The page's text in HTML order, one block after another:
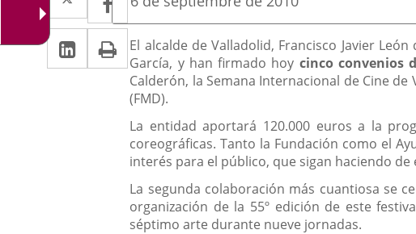
a
una
aplicación
externa.
a
una
aplicación
externa.
Linkedin
Enlace
a
aplicación
externa.
Print
la
noticia
Descripción
El alcalde de Valladolid, Francisco Javier
García, y han firmado hoy cinco convenios
Calderón, la Semana Internacional de Cine
(FMD).
La entidad aportará 120.000 euros a la
coreográficas. Tanto la Fundación como el
interés para el público, que sigan haciendo
La segunda colaboración más cuantiosa se
organización de la 55º edición de este
séptimo arte durante nueve jornadas.